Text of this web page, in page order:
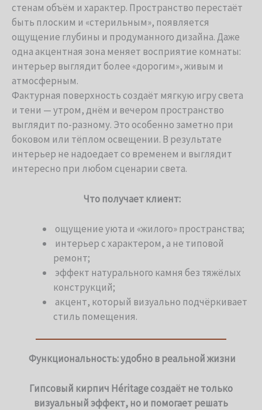
стенам объём и характер. Пространство перестаёт
быть плоским и «стерильным», появляется
ощущение глубины и продуманного дизайна. Даже
одна акцентная зона меняет восприятие комнаты:
интерьер выглядит более «дорогим», живым и
атмосферным.
Фактурная поверхность создаёт мягкую игру света
и тени — утром, днём и вечером пространство
выглядит по-разному. Это особенно заметно при
боковом или тёплом освещении. В результате
интерьер не надоедает со временем и выглядит
интересно при любом сценарии света.
Что получает клиент:
ощущение уюта и «жилого» пространства;
интерьер с характером, а не типовой
ремонт;
эффект натурального камня без тяжёлых
конструкций;
акцент, который визуально подчёркивает
стиль помещения.
Функциональность: удобно в реальной жизни
Гипсовый кирпич Héritage создаёт не только
визуальный эффект, но и помогает решать